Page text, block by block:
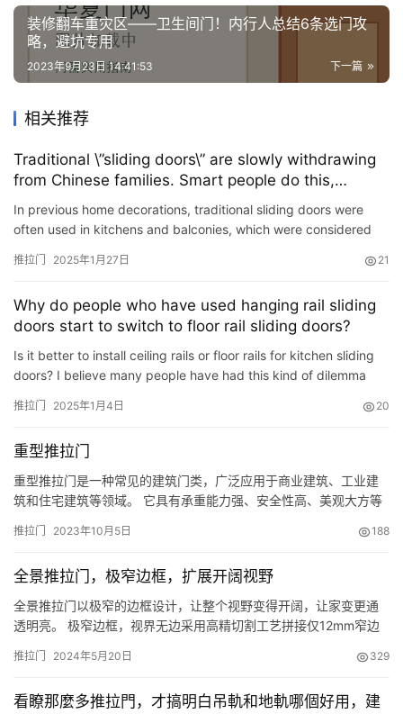
装修翻车重灾区——卫生间门！内行人总结6条选门攻
略，避坑专用
下一篇
2023年9月23日 14:41:53
相关推荐
Traditional \”sliding doors\” are slowly withdrawing
from Chinese families. Smart people do this,
beautiful and practical
In previous home decorations, traditional sliding doors were
often used in kitchens and balconies, which were considered
推拉门 2025年1月27日 21
Why do people who have used hanging rail sliding
doors start to switch to floor rail sliding doors?
Is it better to install ceiling rails or floor rails for kitchen sliding
doors? I believe many people have had this kind of dilemma
推拉门 2025年1月4日 20
重型推拉门
重型推拉门是一种常见的建筑门类，广泛应用于商业建筑、工业建
筑和住宅建筑等领域。 它具有承重能力强、安全性高、美观大方等
护等方面探讨重型推拉门的特点和应用。 一、材料选择 重型推拉门
材料应该具有良好的强度和耐腐蚀性能。 常见的材料包括钢材、
铝…
推拉门 2023年10月5日 188
全景推拉门，极窄边框，扩展开阔视野
全景推拉门以极窄的边框设计，让整个视野变得开阔，让家变更通
透明亮。 极窄边框，视界无边采用高精切割工艺拼接仅12mm窄边
开合省力始于极简，归于实用 底部微缝，极致匠造门地面仅7mm微
阻尼功能减缓关门冲击力，推拉平稳，防止夹手细节考究，匠心打…
推拉门 2024年5月20日 329
看瞭那麼多推拉門，才搞明白吊軌和地軌哪個好用，建